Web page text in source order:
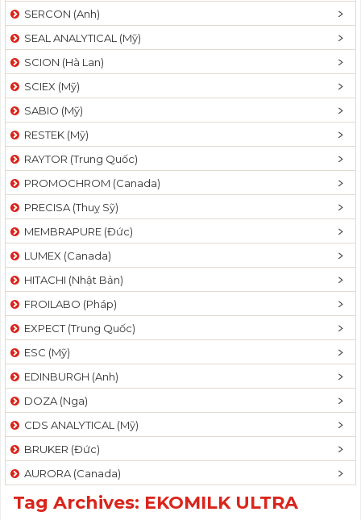
SERCON (Anh)
SEAL ANALYTICAL (Mỹ)
SCION (Hà Lan)
SCIEX (Mỹ)
SABIO (Mỹ)
RESTEK (Mỹ)
RAYTOR (Trung Quốc)
PROMOCHROM (Canada)
PRECISA (Thuỵ Sỹ)
MEMBRAPURE (Đức)
LUMEX (Canada)
HITACHI (Nhật Bản)
FROILABO (Pháp)
EXPECT (Trung Quốc)
ESC (Mỹ)
EDINBURGH (Anh)
DOZA (Nga)
CDS ANALYTICAL (Mỹ)
BRUKER (Đức)
AURORA (Canada)
Tag Archives: EKOMILK ULTRA